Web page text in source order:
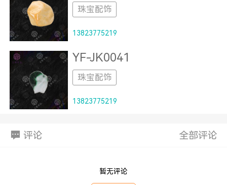
珠宝配饰
13823775219
YF-JK0041
珠宝配饰
13823775219
评论 全部评论
暂无评论